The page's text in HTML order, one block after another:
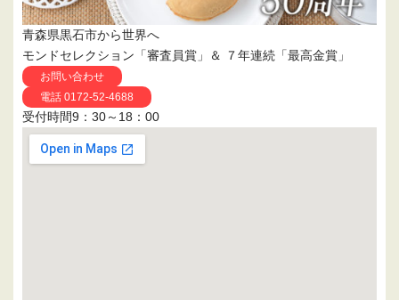
青森県黒石市から世界へ
モンドセレクション「審査員賞」＆ ７年連続「最高金賞」
お問い合わせ
電話 0172-52-4688
受付時間9：30～18：00